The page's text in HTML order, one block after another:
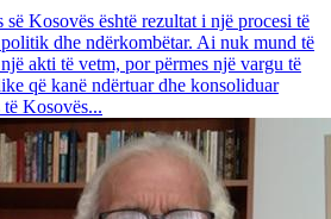
Kosovës është rezultat i një procesi të
dhe ndërkombëtar. Ai nuk mund të
akti të vetm, por përmes një vargu të
që kanë ndërtuar dhe konsoliduar
të Kosovës...